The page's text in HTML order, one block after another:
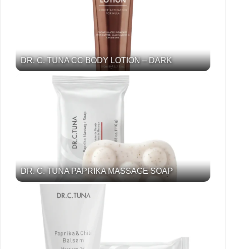
DR. C. TUNA CC BODY LOTION – DARK
DR. C. TUNA PAPRIKA MASSAGE SOAP